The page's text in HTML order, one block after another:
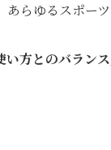
らゆるスポー
い方とのバランス